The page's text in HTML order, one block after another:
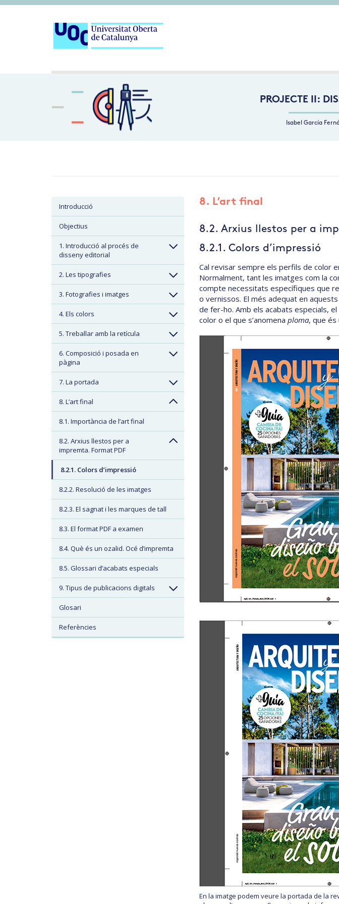
PROJECTE II:
Isabel García
Introducció
Objectius
1. Introducció al procés de
disseny editorial
2. Les tipografies
3. Fotografies i imatges
4. Els colors
5. Treballar amb la retícula
6. Composició i posada en
pàgina
7. La portada
8. L’art final
8.1. Importància de l’art final
8.2. Arxius llestos per a
impremta. Format PDF
8.2.1. Colors d’impressió
8.2.2. Resolució de les imatges
8.2.3. El sagnat i les marques de tall
8.3. El format PDF a examen
8.4. Què és un ozalid. Océ d’impremta
8.5. Glossari d’acabats especials
9. Tipus de publicacions digitals
Glosari
Referències
8. L’art final
8.2. Arxius llestos per a
8.2.1. Colors d’impressió
Cal revisar sempre els perfils de color
Normalment, tant les imatges com la
compte necessitats específiques que
o vernissos. El més adequat en
de fer-ho. Amb els acabats especials,
color o el que s’anomena ploma, que és
En la imatge podem veure la portada de la